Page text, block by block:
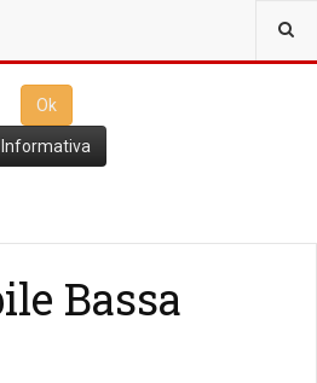
Ok
Ok
Informativa
Bassa